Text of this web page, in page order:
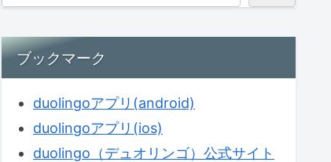
ブックマーク
duolingoアプリ(android)
duolingoアプリ(ios)
duolingo（デュオリンゴ）公式サイト